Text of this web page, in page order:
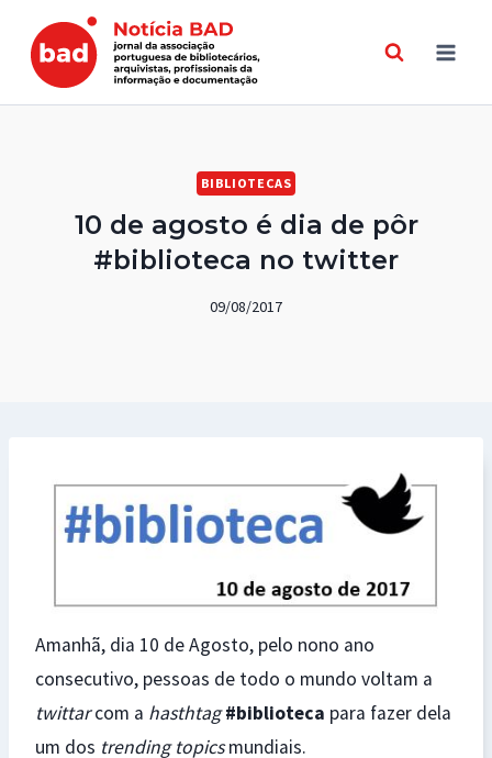
content
BIBLIOTECAS
10 de agosto é dia de pôr
#biblioteca no twitter
09/08/2017
Amanhã, dia 10 de Agosto, pelo nono ano
consecutivo, pessoas de todo o mundo voltam a
twittarcom a hasthtag #biblioteca para fazer dela
um dos trending topicsmundiais.